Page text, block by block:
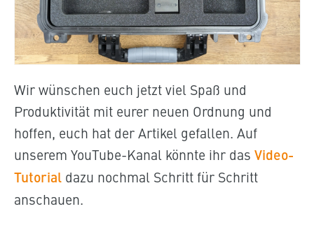
Wir wünschen euch jetzt viel Spaß und
Produktivität mit eurer neuen Ordnung und
hoffen, euch hat der Artikel gefallen. Auf
unserem YouTube-Kanal könnte ihr das Video-
Tutorialdazu nochmal Schritt für Schritt
anschauen.